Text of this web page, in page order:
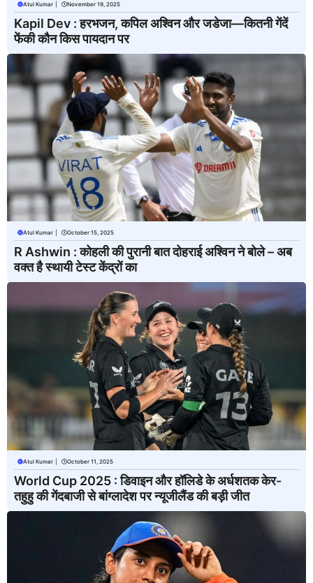
Atul Kumar November 19, 2025
Kapil Dev : हरभजन, कपिल अश्विन और जडेजा—कितनी गेंदें
फेंकी कौन किस पायदान पर
Atul Kumar October 15, 2025
R Ashwin : कोहली की पुरानी बात दोहराई अश्विन ने बोले – अब
वक्त है स्थायी टेस्ट केंद्रों का
Atul Kumar October 11, 2025
World Cup 2025 : डिवाइन और हॉलिडे के अर्धशतक केर-
तहुहु की गेंदबाजी से बांग्लादेश पर न्यूजीलैंड की बड़ी जीत